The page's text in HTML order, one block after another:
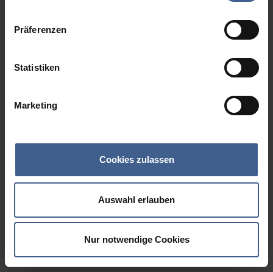
Präferenzen
Statistiken
Marketing
Cookies zulassen
Auswahl erlauben
Nur notwendige Cookies